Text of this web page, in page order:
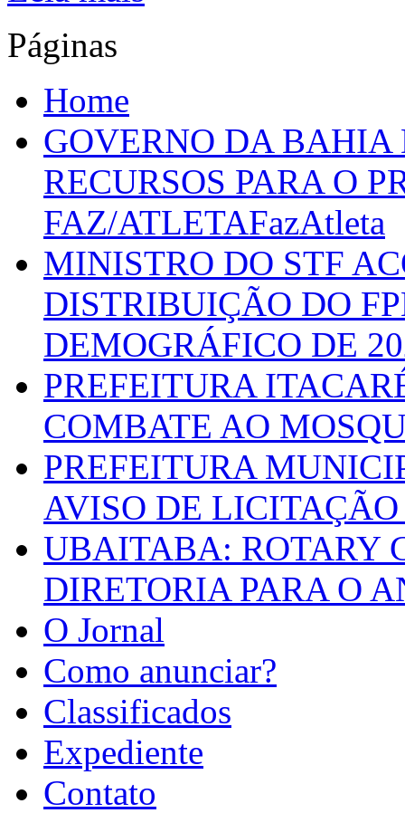
Páginas
Home
GOVERNO DA
RECURSOS PARA O
FAZ/ATLETAFazAtleta
MINISTRO DO STF
DISTRIBUIÇÃO DO
DEMOGRÁFICO DE
PREFEITURA
COMBATE AO
PREFEITURA
AVISO DE LICITAÇÃO
UBAITABA: ROTARY
DIRETORIA PARA O
O Jornal
Como anunciar?
Classificados
Expediente
Contato